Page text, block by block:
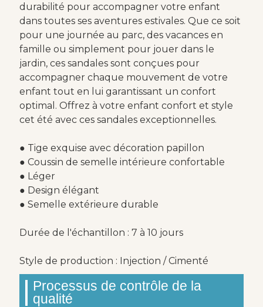
durabilité pour accompagner votre enfant
dans toutes ses aventures estivales. Que ce soit
pour une journée au parc, des vacances en
famille ou simplement pour jouer dans le
jardin, ces sandales sont conçues pour
accompagner chaque mouvement de votre
enfant tout en lui garantissant un confort
optimal. Offrez à votre enfant confort et style
cet été avec ces sandales exceptionnelles.
● Tige exquise avec décoration papillon
● Coussin de semelle intérieure confortable
● Léger
● Design élégant
● Semelle extérieure durable
Durée de l'échantillon : 7 à 10 jours
Style de production : Injection / Cimenté
Processus de contrôle de la
qualité